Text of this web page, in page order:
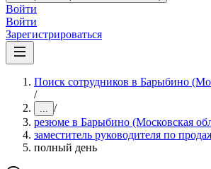
Войти
Войти
Зарегистрироваться
Поиск сотрудников в Барыбино
/
... /
резюме в Барыбино (Московская
заместитель руководителя по
полный день